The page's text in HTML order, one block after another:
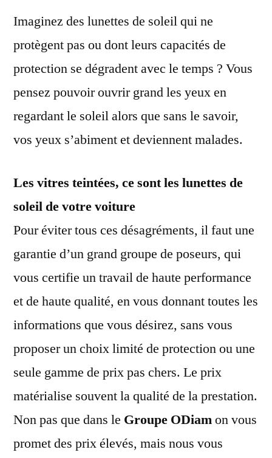
Imaginez des lunettes de soleil qui ne
protègent pas ou dont leurs capacités de
protection se dégradent avec le temps ? Vous
pensez pouvoir ouvrir grand les yeux en
regardant le soleil alors que sans le savoir,
vos yeux s’abiment et deviennent malades.
Les vitres teintées, ce sont les lunettes de
soleil de votre voiture
Pour éviter tous ces désagréments, il faut une
garantie d’un grand groupe de poseurs, qui
vous certifie un travail de haute performance
et de haute qualité, en vous donnant toutes les
informations que vous désirez, sans vous
proposer un choix limité de protection ou une
seule gamme de prix pas chers. Le prix
matérialise souvent la qualité de la prestation.
Non pas que dans le Groupe ODiamon vous
promet des prix élevés, mais nous vous